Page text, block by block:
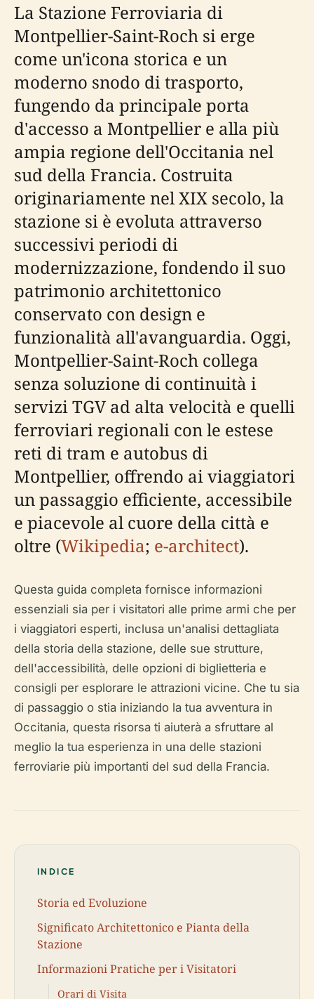
La Stazione Ferroviaria di
Montpellier-Saint-Roch si erge
come un'icona storica e un
moderno snodo di trasporto,
fungendo da principale porta
d'accesso a Montpellier e alla più
ampia regione dell'Occitania nel
sud della Francia. Costruita
originariamente nel XIX secolo, la
stazione si è evoluta attraverso
successivi periodi di
modernizzazione, fondendo il suo
patrimonio architettonico
conservato con design e
funzionalità all'avanguardia. Oggi,
Montpellier-Saint-Roch collega
senza soluzione di continuità i
servizi TGV ad alta velocità e quelli
ferroviari regionali con le estese
reti di tram e autobus di
Montpellier, offrendo ai viaggiatori
un passaggio efficiente, accessibile
e piacevole al cuore della città e
oltre (Wikipedia; e-architect).
Questa guida completa fornisce informazioni
essenziali sia per i visitatori alle prime armi che per
i viaggiatori esperti, inclusa un'analisi dettagliata
della storia della stazione, delle sue strutture,
dell'accessibilità, delle opzioni di biglietteria e
consigli per esplorare le attrazioni vicine. Che tu sia
di passaggio o stia iniziando la tua avventura in
Occitania, questa risorsa ti aiuterà a sfruttare al
meglio la tua esperienza in una delle stazioni
ferroviarie più importanti del sud della Francia.
INDICE
Storia ed Evoluzione
Significato Architettonico e Pianta della
Stazione
Informazioni Pratiche per i Visitatori
Orari di Visita